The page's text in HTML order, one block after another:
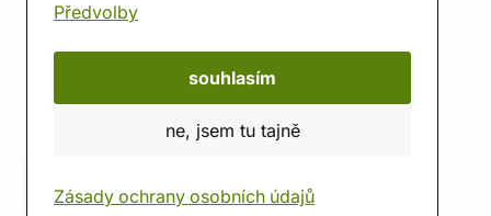
Předvolby
souhlasím
ne, jsem tu tajně
Zásady ochrany osobních údajů
Hodnocení obchodu